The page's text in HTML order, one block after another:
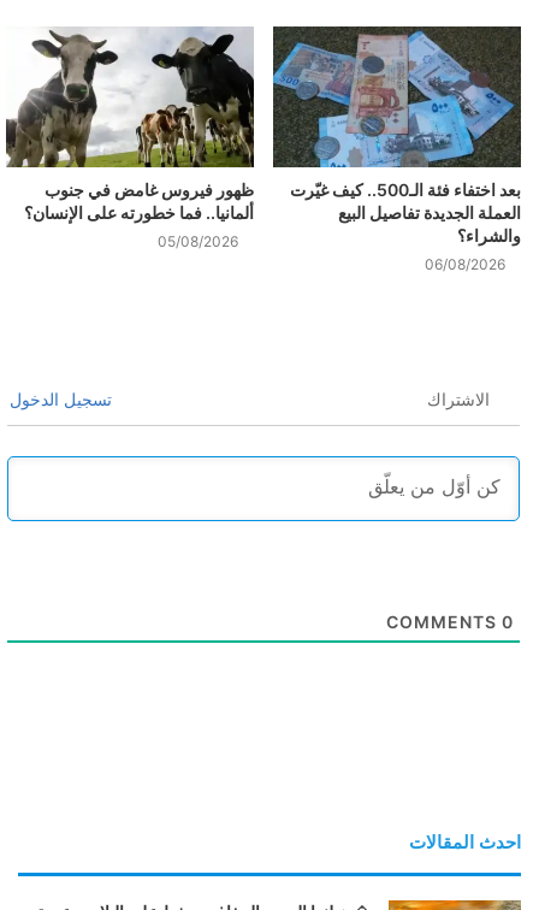
بعد اختفاء فئة الـ500.. كيف غيّرت
العملة الجديدة تفاصيل البيع
والشراء؟
06/08/2026
ظهور فيروس غامض في جنوب
ألمانيا.. فما خطورته على الإنسان؟
05/08/2026
الاشتراك تسجيل الدخول
0
احدث المقالات